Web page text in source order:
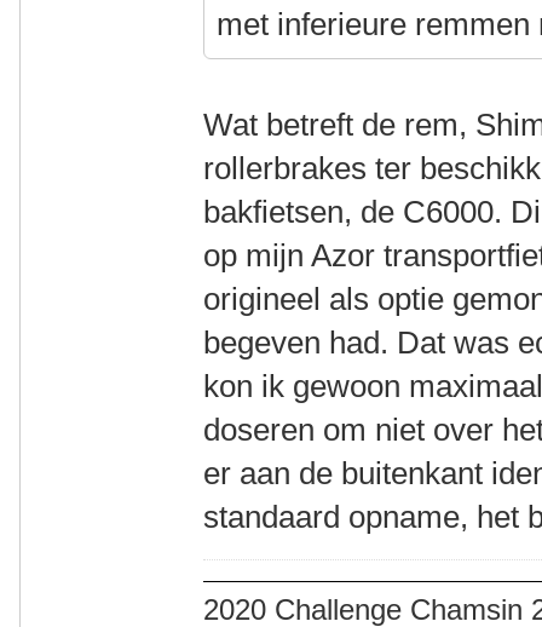
met inferieure
Wat betreft de rem,
rollerbrakes ter
bakfietsen, de C6000.
op mijn Azor
origineel als optie
begeven had. Dat was
kon ik gewoon
doseren om niet over
er aan de buitenkant
standaard opname, het
2020 Challenge Chamsin